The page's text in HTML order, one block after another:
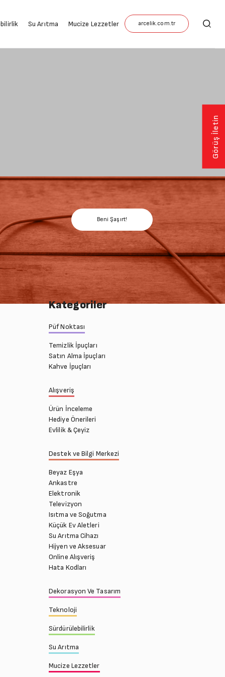
Su Arıtma Mucize Lezzetler
Kategoriler
Püf Noktası
Temizlik İpuçları
Satın Alma İpuçları
Kahve İpuçları
Alışveriş
Ürün İnceleme
Hediye Önerileri
Evlilik & Çeyiz
Destek ve Bilgi Merkezi
Beyaz Eşya
Ankastre
Elektronik
Televizyon
Isıtma ve Soğutma
Küçük Ev Aletleri
Su Arıtma Cihazı
Hijyen ve Aksesuar
Online Alışveriş
Hata Kodları
Dekorasyon Ve Tasarım
Teknoloji
Sürdürülebilirlik
Su Arıtma
Mucize Lezzetler
Görüş İletin